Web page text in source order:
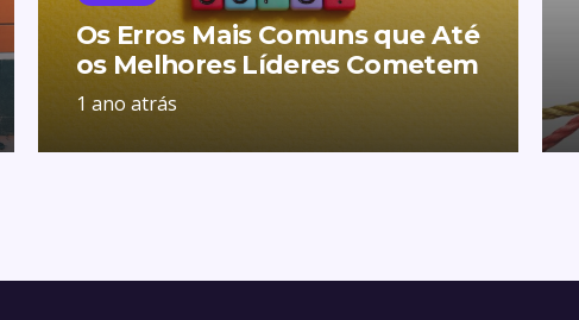
Os Erros Mais Comuns que Até
os Melhores Líderes Cometem
1 ano atrás